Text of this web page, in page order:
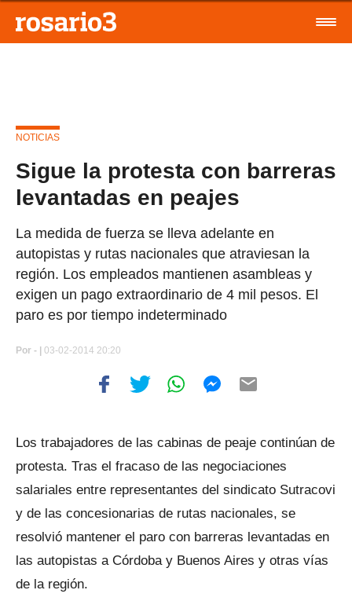
NOTICIAS
Sigue la protesta con barreras
levantadas en peajes
La medida de fuerza se lleva adelante en
autopistas y rutas nacionales que atraviesan la
región. Los empleados mantienen asambleas y
exigen un pago extraordinario de 4 mil pesos. El
paro es por tiempo indeterminado
Por - | 03-02-2014 20:20
Los trabajadores de las cabinas de peaje continúan de
protesta. Tras el fracaso de las negociaciones
salariales entre representantes del sindicato Sutracovi
y de las concesionarias de rutas nacionales, se
resolvió mantener el paro con barreras levantadas en
las autopistas a Córdoba y Buenos Aires y otras vías
de la región.